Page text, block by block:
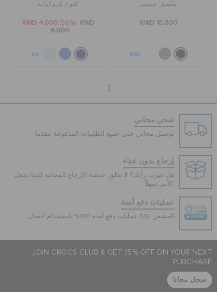
ملصق جيبيتز
KWD 15.000
+58
كلوغ كروكباند
KWD 4.000 (56%)
KWD
9.000
+6
1
شحن مجاني
توصيل مجاني على جميع الطلبيات المدفوعة مقدما
إرجاع بدون عناء
هل غيرت رأيك؟ لا تقلق. عملية الإرجاع المجانية لدينا تجعل
الأمر سهلاً.
عمليات دفع آمنة
عمليات دفع آمنة 100% باستخدام اتصال SSL المشفر
JOIN CROCS CLUB & GET 15% OFF ON YOUR NEXT
PURCHASE
سجل مجانا